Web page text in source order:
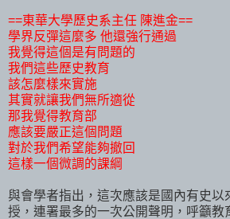
==東華大學歷史系主任 陳進金==
學界反彈這麼多 他還強行通過
我覺得這個是有問題的
我們這些歷史教育
該怎麼樣來實施
其實就讓我們無所適從
那我覺得教育部
應該要嚴正這個問題
對於我們希望能夠撤回
這樣一個微調的課綱
與會學者指出，這次應該是國內有史以
授，連署最多的一次公開聲明，呼籲教